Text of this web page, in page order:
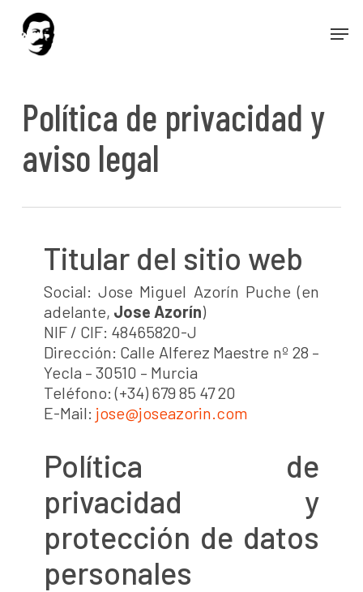
main
Menu
Política de privacidad y
aviso legal
Titular del sitio web
Social: Jose Miguel Azorín Puche (en
adelante, Jose Azorín)
NIF / CIF: 48465820-J
Dirección: Calle Alferez Maestre nº 28 –
Yecla – 30510 – Murcia
Teléfono: (+34) 679 85 47 20
E-Mail: jose@joseazorin.com
Política de
privacidad y
protección de datos
personales